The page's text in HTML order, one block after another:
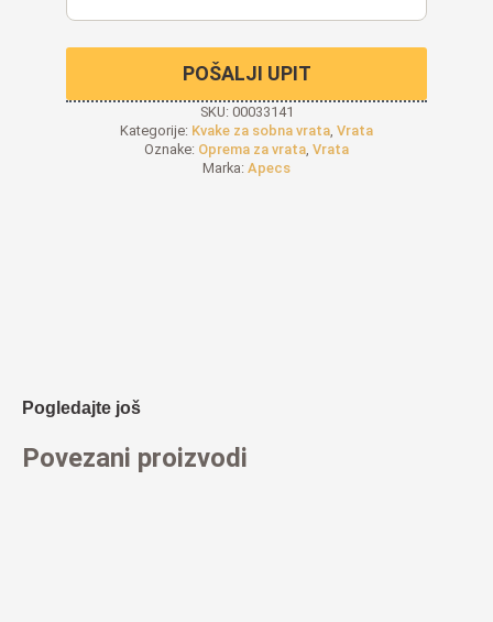
POŠALJI UPIT
SKU: 00033141
Kategorije: Kvake za sobna vrata, Vrata
Oznake: Oprema za vrata, Vrata
Marka: Apecs
Pogledajte još
Povezani proizvodi